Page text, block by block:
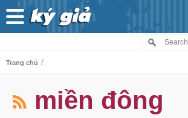
Trang chủ /
miền đông